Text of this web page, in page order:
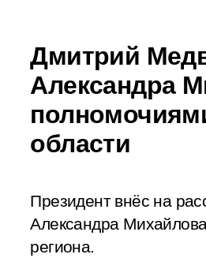
Дмитрий
Александра
области
Президент внёс на
Александра
региона.